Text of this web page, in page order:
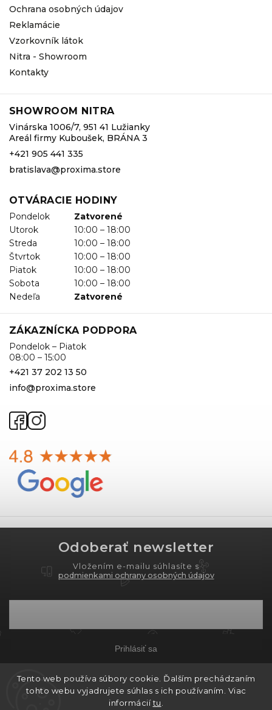
Tento web používa súbory cookie. Ďalším prechádzaním
tohto webu vyjadrujete súhlas s ich používaním. Viac
informáciítu
Ochrana osobných údajov
Reklamácie
Vzorkovník látok
Nitra - Showroom
Kontakty
SHOWROOM NITRA
Vinárska 1006/7, 951 41 Lužianky
Areál firmy Kuboušek, BRÁNA 3
+421 905 441 335
bratislava@proxima.store
OTVÁRACIE HODINY
Pondelok
Zatvorené
Utorok
10:00 – 18:00
Streda
10:00 – 18:00
Štvrtok
10:00 – 18:00
Piatok
10:00 – 18:00
Sobota
10:00 – 18:00
Nedeľa
Zatvorené
ZÁKAZNÍCKA PODPORA
Pondelok – Piatok
08:00 – 15:00
+421 37 202 13 50
info@proxima.store
Odoberať newsletter
Vložením e-mailu súhlasíte s
podmienkami ochrany osobných údajov
Prihlásiť sa
Copyright 2026PROXIMA.store